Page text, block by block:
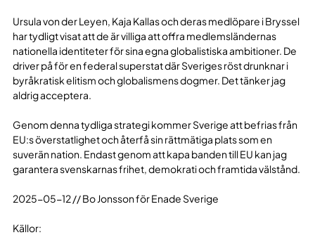
Ursula von der Leyen, Kaja Kallas och deras medlöpare i Bryssel
har tydligt visat att de är villiga att offra medlemsländernas
nationella identiteter för sina egna globalistiska ambitioner. De
driver på för en federal superstat där Sveriges röst drunknar i
byråkratisk elitism och globalismens dogmer. Det tänker jag
aldrig acceptera.
Genom denna tydliga strategi kommer Sverige att befrias från
EU:s överstatlighet och återfå sin rättmätiga plats som en
suverän nation. Endast genom att kapa banden till EU kan jag
garantera svenskarnas frihet, demokrati och framtida välstånd.
2025-05-12 // Bo Jonsson för Enade Sverige
Källor: